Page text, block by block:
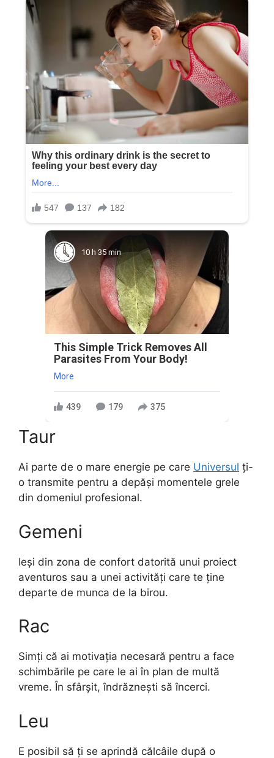
10 h 35 min
This Simple Trick Removes All
Parasites From Your Body!
More
439 179 375
Taur
Ai parte de o mare energie pe care Universul ți-
o transmite pentru a depăși momentele grele
din domeniul profesional.
Gemeni
Ieși din zona de confort datorită unui proiect
aventuros sau a unei activități care te ține
departe de munca de la birou.
Rac
Simți că ai motivația necesară pentru a face
schimbările pe care le ai în plan de multă
vreme. În sfârșit, îndrăznești să încerci.
Leu
E posibil să ți se aprindă călcâile după o